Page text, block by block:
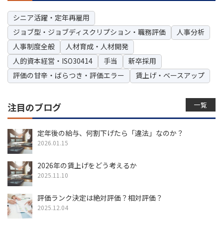
シニア活躍・定年再雇用
ジョブ型・ジョブディスクリプション・職務評価
人事分析
人事制度全般
人材育成・人材開発
人的資本経営・ISO30414
手当
新卒採用
評価の甘辛・ばらつき・評価エラー
賃上げ・ベースアップ
一覧
注目のブログ
定年後の給与、何割下げたら「違法」なのか？
2026.01.15
2026年の賃上げをどう考えるか
2025.11.10
評価ランク決定は絶対評価？相対評価？
2025.12.04